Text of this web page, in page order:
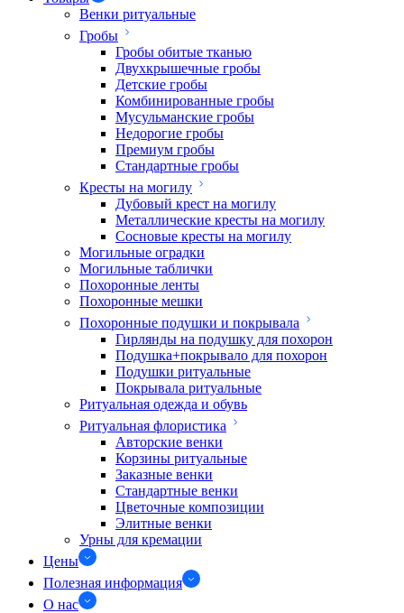
Венки ритуальные
Гробы
Гробы обитые тканью
Двухкрышечные гробы
Детские гробы
Комбинированные гробы
Мусульманские гробы
Недорогие гробы
Премиум гробы
Стандартные гробы
Кресты на могилу
Дубовый крест на могилу
Металлические кресты на могилу
Сосновые кресты на могилу
Могильные оградки
Могильные таблички
Похоронные ленты
Похоронные мешки
Похоронные подушки и покрывала
Гирлянды на подушку для похорон
Подушка+покрывало для похорон
Подушки ритуальные
Покрывала ритуальные
Ритуальная одежда и обувь
Ритуальная флористика
Авторские венки
Корзины ритуальные
Заказные венки
Стандартные венки
Цветочные композиции
Элитные венки
Урны для кремации
Цены
Полезная информация
О нас